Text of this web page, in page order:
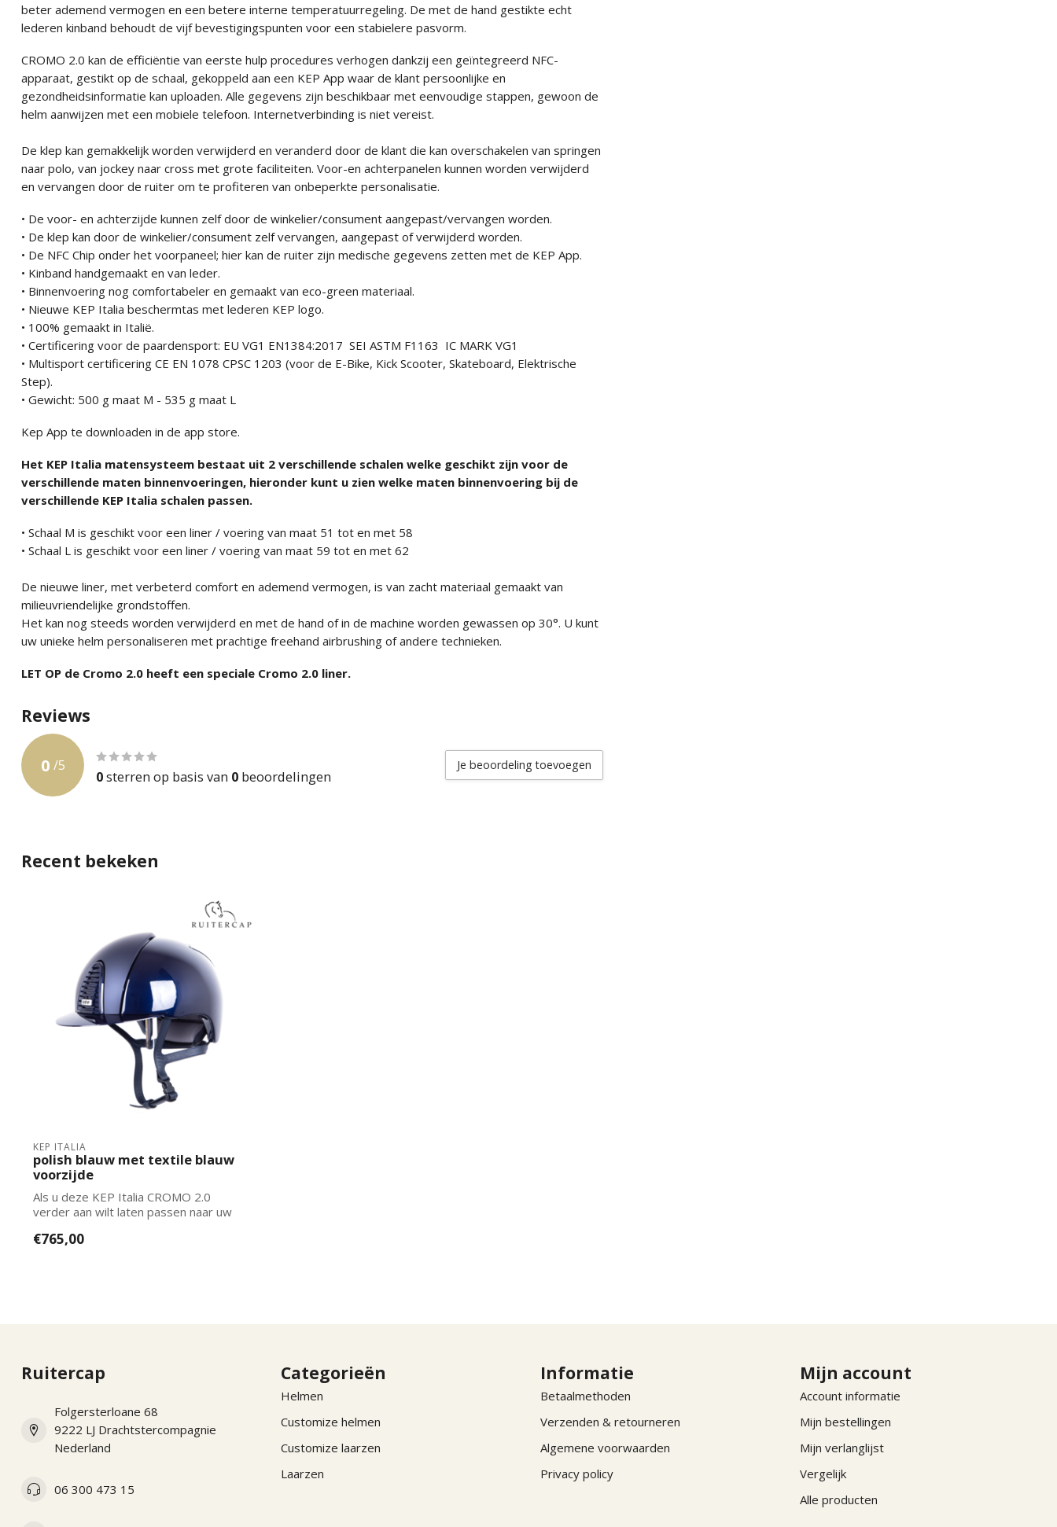
beter ademend vermogen en een betere interne temperatuurregeling. De met de hand gestikte echt
lederen kinband behoudt de vijf bevestigingspunten voor een stabielere pasvorm.
CROMO 2.0 kan de efficiëntie van eerste hulp procedures verhogen dankzij een geïntegreerd NFC-
apparaat, gestikt op de schaal, gekoppeld aan een KEP App waar de klant persoonlijke en
gezondheidsinformatie kan uploaden. Alle gegevens zijn beschikbaar met eenvoudige stappen, gewoon de
helm aanwijzen met een mobiele telefoon. Internetverbinding is niet vereist.
De klep kan gemakkelijk worden verwijderd en veranderd door de klant die kan overschakelen van springen
naar polo, van jockey naar cross met grote faciliteiten. Voor-en achterpanelen kunnen worden verwijderd
en vervangen door de ruiter om te profiteren van onbeperkte personalisatie.
• De voor- en achterzijde kunnen zelf door de winkelier/consument aangepast/vervangen worden.
• De klep kan door de winkelier/consument zelf vervangen, aangepast of verwijderd worden.
• De NFC Chip onder het voorpaneel; hier kan de ruiter zijn medische gegevens zetten met de KEP App.
• Kinband handgemaakt en van leder.
• Binnenvoering nog comfortabeler en gemaakt van eco-green materiaal.
• Nieuwe KEP Italia beschermtas met lederen KEP logo.
• 100% gemaakt in Italië.
• Certificering voor de paardensport: EU VG1 EN1384:2017 SEI ASTM F1163 IC MARK VG1
• Multisport certificering CE EN 1078 CPSC 1203 (voor de E-Bike, Kick Scooter, Skateboard, Elektrische
Step).
• Gewicht: 500 g maat M - 535 g maat L
Kep App te downloaden in de app store.
Het KEP Italia matensysteem bestaat uit 2 verschillende schalen welke geschikt zijn voor de
verschillende maten binnenvoeringen, hieronder kunt u zien welke maten binnenvoering bij de
verschillende KEP Italia schalen passen.
• Schaal M is geschikt voor een liner / voering van maat 51 tot en met 58
• Schaal L is geschikt voor een liner / voering van maat 59 tot en met 62
De nieuwe liner, met verbeterd comfort en ademend vermogen, is van zacht materiaal gemaakt van
milieuvriendelijke grondstoffen.
Het kan nog steeds worden verwijderd en met de hand of in de machine worden gewassen op 30°. U kunt
uw unieke helm personaliseren met prachtige freehand airbrushing of andere technieken.
LET OP de Cromo 2.0 heeft een speciale Cromo 2.0 liner.
Reviews
0 /5
0sterren op basis van 0 beoordelingen
Je beoordeling toevoegen
Recent bekeken
KEP ITALIA
polish blauw met textile blauw
voorzijde
Als u deze KEP Italia CROMO 2.0
verder aan wilt laten passen naar uw
€765,00
Ruitercap
Folgersterloane 68
9222 LJ Drachtstercompagnie
Nederland
06 300 473 15
Categorieën
Helmen
Customize helmen
Customize laarzen
Laarzen
Informatie
Betaalmethoden
Verzenden & retourneren
Algemene voorwaarden
Privacy policy
Mijn account
Account informatie
Mijn bestellingen
Mijn verlanglijst
Vergelijk
Alle producten